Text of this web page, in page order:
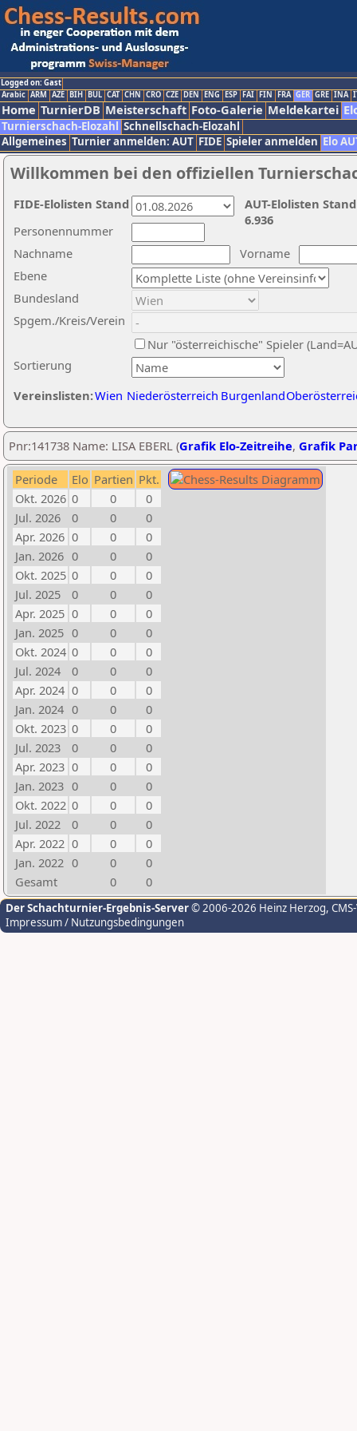
Logged on: Gast
Arabic ARM AZE BIH BUL CAT CHN CRO CZE DEN ENG ESP FAI FIN FRA GER GRE INA
Home TurnierDB Meisterschaft Foto-Galerie Meldekartei
Turnierschach-Elozahl Schnellschach-Elozahl
Allgemeines Turnier anmelden: AUT FIDE Spieler anmelden Elo
Willkommen bei den offiziellen
Nachname
Vorname
Ebene
Sortierung
Personennummer
Bundesland
Spgem./Kreis/Verein
Nur "österreichische" Spieler
Vereinslisten:Wien Niederösterreich Burgenland
AUT-Elolisten
6.936
FIDE-Elolisten Stand
Pnr:141738 Name: LISA EBERL (Grafik Elo-Zeitreihe, Grafik
Periode Elo Partien Pkt.
Okt. 2026 0 0
0
Jul. 2026
0 0
0
Apr. 2026 0 0
0
Jan. 2026 0 0
0
Okt. 2025 0 0
0
Jul. 2025
0 0
0
Apr. 2025 0 0
0
Jan. 2025 0 0
0
Okt. 2024 0 0
0
Jul. 2024
0 0
0
Apr. 2024 0 0
0
Jan. 2024 0 0
0
Okt. 2023 0 0
0
Jul. 2023
0 0
0
Apr. 2023 0 0
0
Jan. 2023 0 0
0
Okt. 2022 0 0
0
Jul. 2022
0 0
0
Apr. 2022 0 0
0
Jan. 2022 0 0
0
Gesamt
0 0
Der Schachturnier-Ergebnis-Server© 2006-2026 Heinz Herzog,
Impressum / Nutzungsbedingungen